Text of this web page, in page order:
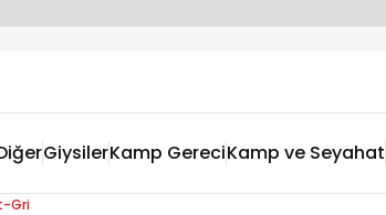
GiysilerKamp GereciKamp ve Seyahat
Gri